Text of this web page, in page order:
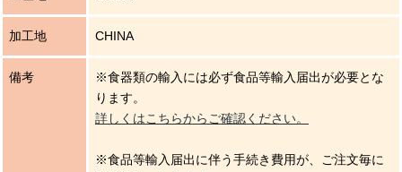
加工地 CHINA
備考
※食器類の輸入には必ず食品等輸入届出が必要とな
ります。
詳しくはこちらからご確認ください。
※食品等輸入届出に伴う手続き費用が、ご注文毎に